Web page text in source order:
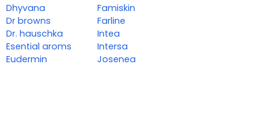
Dhyvana
Dr browns
Dr. hauschka
Esential aroms
Eudermin
Famiskin
Farline
Intea
Intersa
Josenea